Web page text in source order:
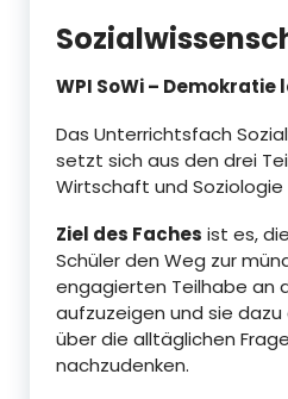
WPI SoWi – Demokratie
Das Unterrichtsfach
setzt sich aus den drei
Wirtschaft und
Ziel des Faches ist es,
Schüler den Weg zur
engagierten Teilhabe an
aufzuzeigen und sie
über die alltäglichen
nachzudenken.